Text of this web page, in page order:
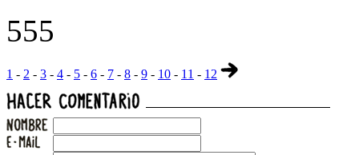
555
1 - 2 - 3 - 4 - 5 - 6 - 7 - 8 - 9 - 10 - 11 - 12